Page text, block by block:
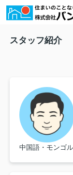
スタッフ紹介
中国語・モンゴ